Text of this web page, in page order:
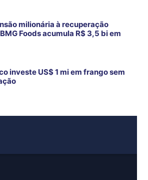
milionária à recuperação
Foods acumula R$ 3,5 bi em
investe US$ 1 mi em frango sem